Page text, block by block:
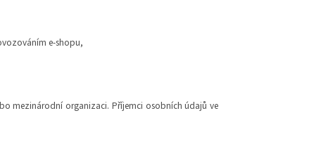
e-shopu,
mezinárodní organizaci. Příjemci osobních údajů ve